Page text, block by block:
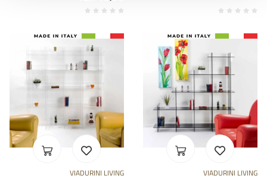
VIADURINI LIVING VIADURINI LIVING